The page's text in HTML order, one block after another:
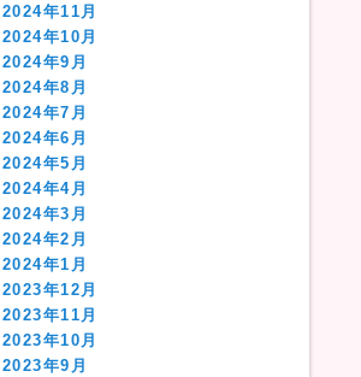
2024年11月
2024年10月
2024年9月
2024年8月
2024年7月
2024年6月
2024年5月
2024年4月
2024年3月
2024年2月
2024年1月
2023年12月
2023年11月
2023年10月
2023年9月